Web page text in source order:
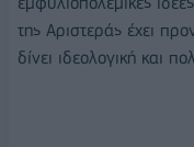
της Αριστεράς έχει
δίνει ιδεολογική και